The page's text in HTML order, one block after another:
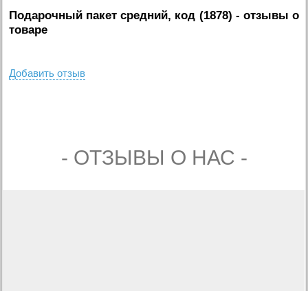
Подарочный пакет средний, код (1878) - отзывы о
товаре
Добавить отзыв
- ОТЗЫВЫ О НАС -